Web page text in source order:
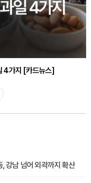
한 검사는? [카드뉴스]
강남 넘어 외곽까지 확산